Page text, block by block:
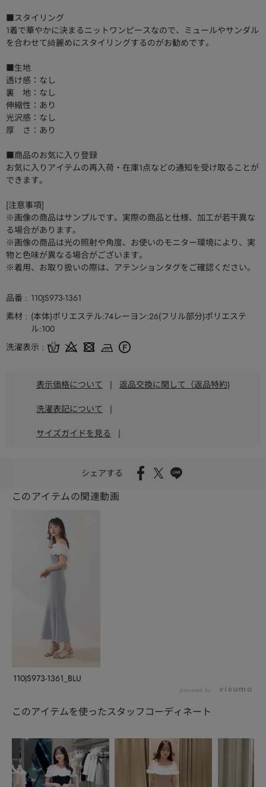
■スタイリング
1着で華やかに決まるニットワンピースなので、ミュールやサンダル
を合わせて綺麗めにスタイリングするのがお勧めです。
■生地
透け感：なし
裏 地：なし
伸縮性：あり
光沢感：なし
厚 さ：あり
■商品のお気に入り登録
お気に入りアイテムの再入荷・在庫1点などの通知を受け取ることが
できます。
[注意事項]
※画像の商品はサンプルです。実際の商品と仕様、加工が若干異な
る場合があります。
※画像の商品は光の照射や角度、お使いのモニター環境により、実
物と色味が異なる場合がございます。
※着用、お取り扱いの際は、アテンションタグをご確認ください。
品番
110JS973-1361
素材
(本体)ポリエステル:74レーヨン:26(フリル部分)ポリエステ
ル:100
洗濯表示
表示価格について | 返品交換に関して（返品特約)
洗濯表記について |
サイズガイドを見る |
シェアする
このアイテムの関連動画
110JS973-1361_BLU
powered by
このアイテムを使ったスタッフコーディネート